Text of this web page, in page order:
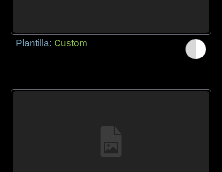
Plantilla: Custom